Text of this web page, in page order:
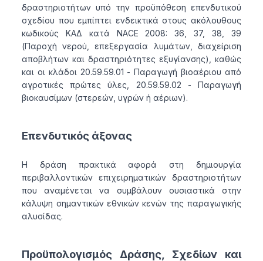
δραστηριοτήτων υπό την προϋπόθεση επενδυτικού
σχεδίου που εμπίπτει ενδεικτικά στους ακόλουθους
κωδικούς ΚΑΔ κατά NACE 2008: 36, 37, 38, 39
(Παροχή νερού, επεξεργασία λυμάτων, διαχείριση
αποβλήτων και δραστηριότητες εξυγίανσης), καθώς
και οι κλάδοι 20.59.59.01 - Παραγωγή βιοαέριου από
αγροτικές πρώτες ύλες, 20.59.59.02 - Παραγωγή
βιοκαυσίμων (στερεών, υγρών ή αέριων).
Επενδυτικός άξονας
Η δράση πρακτικά αφορά στη δημιουργία
περιβαλλοντικών επιχειρηματικών δραστηριοτήτων
που αναμένεται να συμβάλουν ουσιαστικά στην
κάλυψη σημαντικών εθνικών κενών της παραγωγικής
αλυσίδας.
Προϋπολογισμός Δράσης, Σχεδίων και